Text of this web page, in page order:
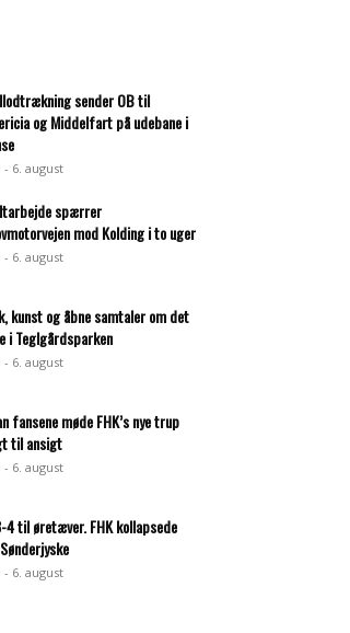
sender OB til
og Middelfart på udebane i
- 6. august
spærrer
mod Kolding i to uger
- 6. august
kunst og åbne samtaler om det
i Teglgårdsparken
- 6. august
fansene møde FHK’s nye trup
til ansigt
- 6. august
4 til øretæver. FHK kollapsede
- 6. august